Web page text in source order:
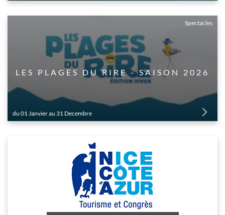
Spectacles
LES PLAGES DU RIRE - SAISON 2026
du 01 Janvier au 31 Decembre